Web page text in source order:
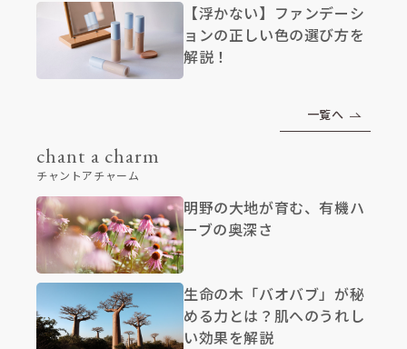
【浮かない】ファンデーシ
ョンの正しい色の選び方を
解説！
一覧へ
chant a charm
チャントアチャーム
明野の大地が育む、有機ハ
ーブの奥深さ
生命の木「バオバブ」が秘
める力とは？肌へのうれし
い効果を解説